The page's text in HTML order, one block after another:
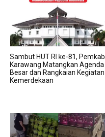
Sambut HUT RI ke-81, Pemkab
Karawang Matangkan Agenda
Besar dan Rangkaian Kegiatan
Kemerdekaan